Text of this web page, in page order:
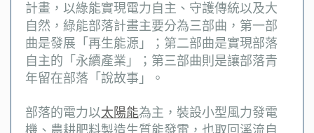
計畫，以綠能實現電力自主、守護傳統以及大
自然，綠能部落計畫主要分為三部曲，第一部
曲是發展「再生能源」；第二部曲是實現部落
自主的「永續產業」；第三部曲則是讓部落青
年留在部落「說故事」。
部落的電力以太陽能為主，裝設小型風力發電
機、農耕肥料製造生質能發電，也取回溪流自